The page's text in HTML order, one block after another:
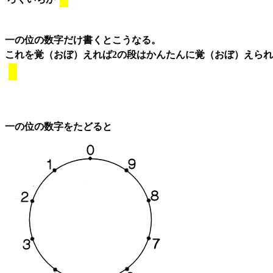
一の位の数字だけ書くとこうなる。
これを覚（おぼ）えれば2の段はかんたんに覚（おぼ）えら
一の位の数字をたどると